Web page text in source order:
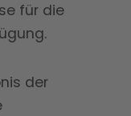
für die
der